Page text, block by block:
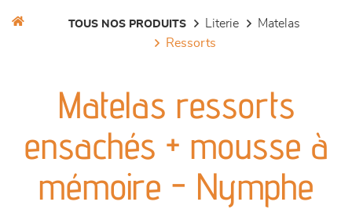
séjours
meubles de complément
chambres et dressing
TOUS NOS PRODUITS literie
matelas
ressorts
Matelas ressorts
ensachés + mousse à
mémoire - Nymphe